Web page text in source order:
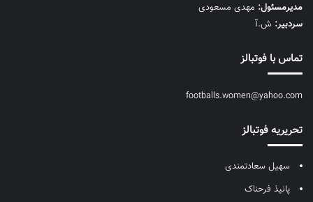
مديرمسئول: مهدی مسعودی
سردبیر: ش.آ
تماس با فوتبالز
footballs.women@yahoo.com
تحریریه فوتبالز
سهیل سعادتمندی
پانیذ فرحناک